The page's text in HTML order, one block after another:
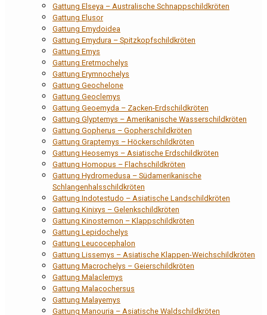
Gattung Elseya – Australische Schnappschildkröten
Gattung Elusor
Gattung Emydoidea
Gattung Emydura – Spitzkopfschildkröten
Gattung Emys
Gattung Eretmochelys
Gattung Erymnochelys
Gattung Geochelone
Gattung Geoclemys
Gattung Geoemyda – Zacken-Erdschildkröten
Gattung Glyptemys – Amerikanische Wasserschildkröten
Gattung Gopherus – Gopherschildkröten
Gattung Graptemys – Höckerschildkröten
Gattung Heosemys – Asiatische Erdschildkröten
Gattung Homopus – Flachschildkröten
Gattung Hydromedusa – Südamerikanische
Schlangenhalsschildkröten
Gattung Indotestudo – Asiatische Landschildkröten
Gattung Kinixys – Gelenkschildkröten
Gattung Kinosternon – Klappschildkröten
Gattung Lepidochelys
Gattung Leucocephalon
Gattung Lissemys – Asiatische Klappen-Weichschildkröten
Gattung Macrochelys – Geierschildkröten
Gattung Malaclemys
Gattung Malacochersus
Gattung Malayemys
Gattung Manouria – Asiatische Waldschildkröten